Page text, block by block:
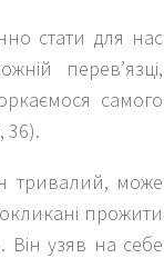
стати для нас
перев’язці,
самого
36).
тривалий, може
прожити
Він узяв на себе